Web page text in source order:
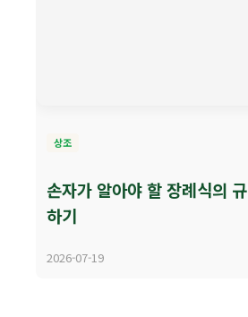
상조
손자가 알아야 할 장례식의
하기
2026-07-19